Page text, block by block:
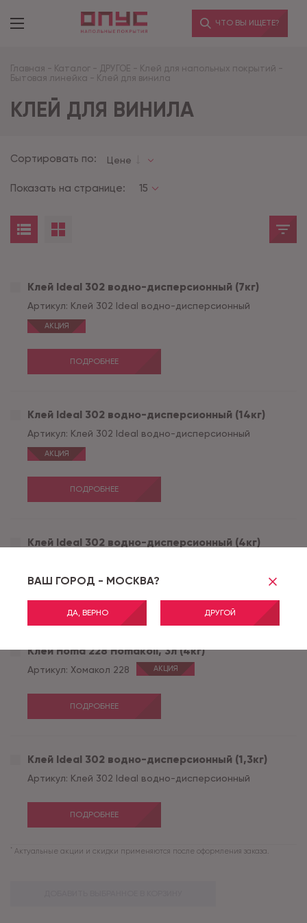
ВАШ ГОРОД - МОСКВА?
ДА, ВЕРНО ДРУГОЙ
ЧТО ВЫ ИЩЕТЕ?
Главная - Каталог - ДРУГОЕ - Клей для напольных покрытий -
Бытовая линейка - Клей для винила
КЛЕЙ ДЛЯ ВИНИЛА
Сортировать по: Цене
Показать на странице: 15
Клей Ideal 302 водно-дисперсионный (7кг)
Артикул: Клей 302 Ideal водно-дисперсионный
АКЦИЯ
ПОДРОБНЕЕ
Клей Ideal 302 водно-дисперсионный (14кг)
Артикул: Клей 302 Ideal водно-дисперсионный
АКЦИЯ
ПОДРОБНЕЕ
Клей Ideal 302 водно-дисперсионный (4кг)
Клей Homa 228 Homakoll, 3л (4кг)
Артикул: Хомакол 228 АКЦИЯ
ПОДРОБНЕЕ
Клей Ideal 302 водно-дисперсионный (1,3кг)
Артикул: Клей 302 Ideal водно-дисперсионный
ПОДРОБНЕЕ
* Актуальные акции и скидки применяются после оформления заказа.